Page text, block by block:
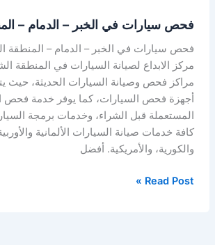
فحص سيارات في الخبر – الدمام –
فحص سيارات في الخبر – الدمام – المنطقة
مركز الابداع لصيانة السيارات في المنطقة
مراكز فحص وصيانة السيارات الحديثة، حيث
أجهزة فحص السيارات، كما يوفر خدمة فحص
المستعملة قبل الشراء، وخدمات برمجة
كافة خدمات صيانة السيارات الألمانية والأوربية
والكورية، والأمريكية. أفضل
Read Post »